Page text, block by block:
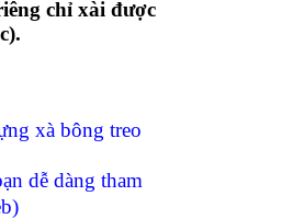
chỉ xài được
xà bông treo
dễ dàng tham